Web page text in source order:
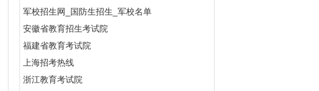
军校招生网_国防生招生_军校名单
安徽省教育招生考试院
福建省教育考试院
上海招考热线
浙江教育考试院